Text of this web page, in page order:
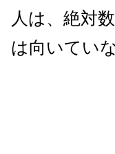
人は、 絶対
は向いてい